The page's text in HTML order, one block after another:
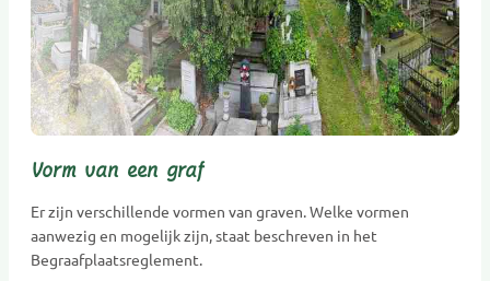
Vorm van een graf
Er zijn verschillende vormen van graven. Welke vormen
aanwezig en mogelijk zijn, staat beschreven in het
Begraafplaatsreglement.